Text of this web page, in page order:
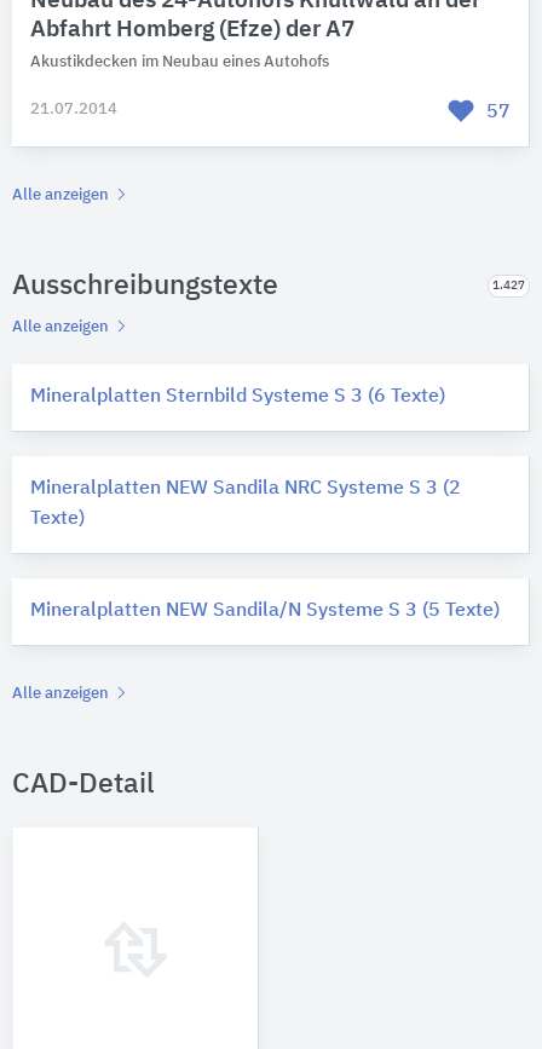
Abfahrt Homberg (Efze) der A7
Akustikdecken im Neubau eines Autohofs
21.07.2014 57
Alle anzeigen
Ausschreibungstexte 1.427
Alle anzeigen
Mineralplatten Sternbild Systeme S 3 (6 Texte)
Mineralplatten NEW Sandila NRC Systeme S 3 (2
Texte)
Mineralplatten NEW Sandila/N Systeme S 3 (5 Texte)
Alle anzeigen
CAD-Detail